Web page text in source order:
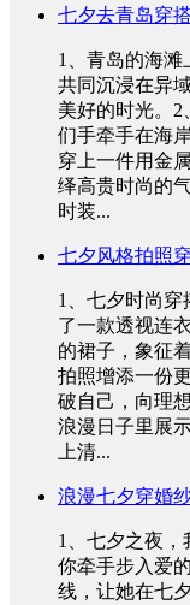
七夕去青岛穿
1、青岛的海
共同沉浸在异
美好的时光。
们手牵手在海
穿上一件用金
绎高贵时尚的
时装...
七夕风格拍照
1、七夕时尚
了一款透视连
的裙子，象征
拍照增添一份
破自己，向理
浪漫日子里展
上清...
浪漫七夕穿婚
1、七夕之夜
你牵手步入爱
线，让她在七